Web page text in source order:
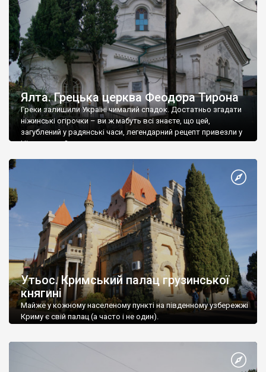
Ялта. Грецька церква Феодора Тирона
Греки залишили Україні чималий спадок. Достатньо згадати
ніжинські огірочки – ви ж мабуть всі знаєте, що цей,
загублений у радянські часи, легендарний рецепт привезли у
Ніжин греки?
Утьос. Кримський палац грузинської
княгині
Майже у кожному населеному пункті на південному узбережжі
Криму є свій палац (а часто і не один).